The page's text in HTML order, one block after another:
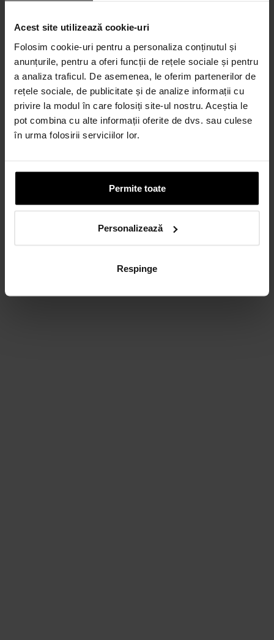
Acest site utilizează cookie-uri
Folosim cookie-uri pentru a personaliza conținutul și
anunțurile, pentru a oferi funcții de rețele sociale și pentru
a analiza traficul. De asemenea, le oferim partenerilor de
rețele sociale, de publicitate și de analize informații cu
privire la modul în care folosiți site-ul nostru. Aceștia le
pot combina cu alte informații oferite de dvs. sau culese
în urma folosirii serviciilor lor.
Permite toate
Personalizează
Respinge
Credit 100% Online prin UniCredit
Consumer Financing IF.N. S.A.
CALCULEAZĂ RATA
Credit 100% Online prin TBI
CARD AVANTAJ
Până la 24 de rate fără dobândă.